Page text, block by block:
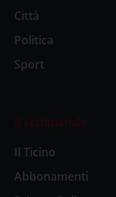
Città
Politica
Sport
Il settimanale
Il Ticino
Abbonamenti